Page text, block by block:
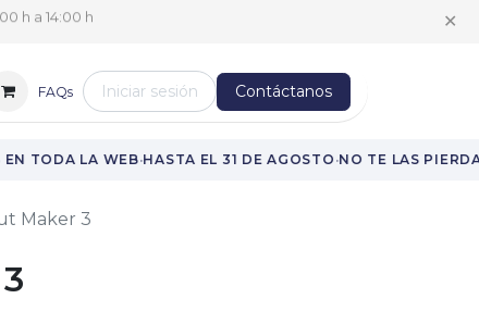
h a 14:00 h ✕
FAQs Iniciar sesión Contáctanos
TODA LA WEB·HASTA EL 31 DE AGOSTO ·NO TE LAS PIERDAS
Maker 3